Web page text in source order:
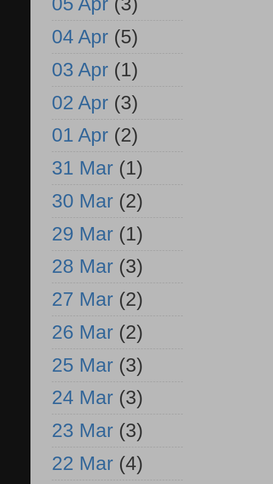
04 Apr (5)
03 Apr (1)
02 Apr (3)
01 Apr (2)
31 Mar (1)
30 Mar (2)
29 Mar (1)
28 Mar (3)
27 Mar (2)
26 Mar (2)
25 Mar (3)
24 Mar (3)
23 Mar (3)
22 Mar (4)